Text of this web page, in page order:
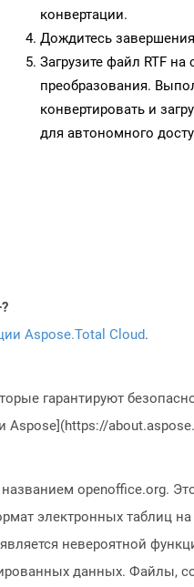
конвертации.
Дождитесь
Загрузите файл RTF
преобразования.
конвертировать и
для автономного
Aspose.Total Cloud.
гарантируют
Aspose](https://
openoffice.org.
электронных таблиц
невероятной
данных. Файлы,